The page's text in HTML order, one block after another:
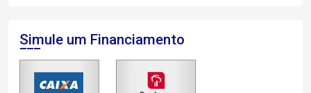
Simule um Financiamento